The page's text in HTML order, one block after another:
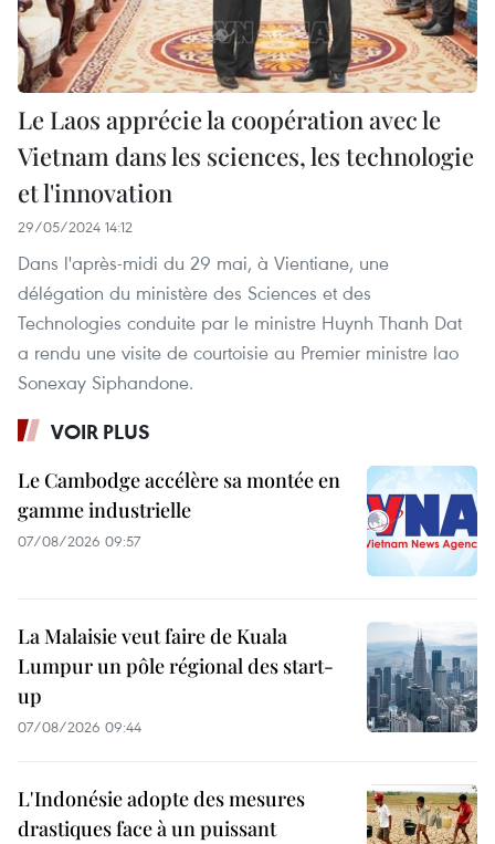
Le Laos apprécie la coopération avec le
Vietnam dans les sciences, les technologie
et l'innovation
29/05/2024 14:12
Dans l'après-midi du 29 mai, à Vientiane, une
délégation du ministère des Sciences et des
Technologies conduite par le ministre Huynh Thanh Dat
a rendu une visite de courtoisie au Premier ministre lao
Sonexay Siphandone.
VOIR PLUS
Le Cambodge accélère sa montée en
gamme industrielle
07/08/2026 09:57
La Malaisie veut faire de Kuala
Lumpur un pôle régional des start-
up
07/08/2026 09:44
L'Indonésie adopte des mesures
drastiques face à un puissant